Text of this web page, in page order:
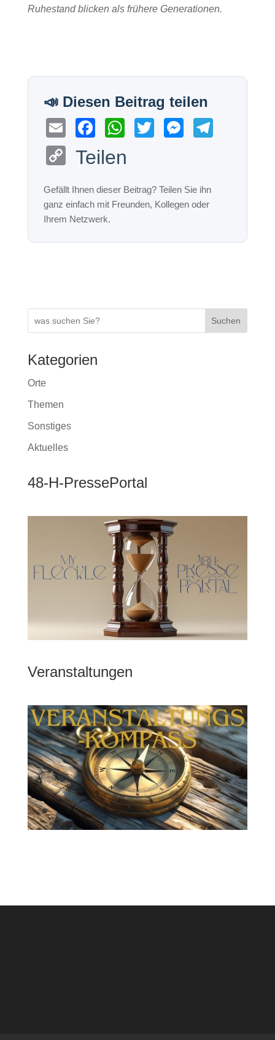
Ruhestand blicken als frühere Generationen.
E
m
ail
a
c
e
b
o
o
W
at
s
A
p
er
M
e
n
er
C
p
y
Teilen
Suchen
Kategorien
Orte
Themen
Sonstiges
Aktuelles
48-H-PressePortal
Veranstaltungen